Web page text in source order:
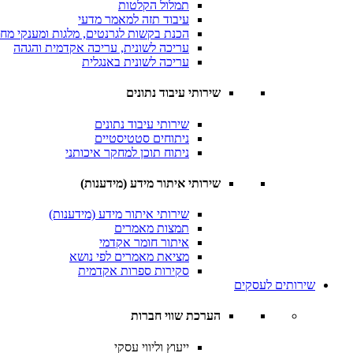
תמלול הקלטות
עיבוד תזה למאמר מדעי
הכנת בקשות לגרנטים, מלגות ומענקי
עריכה לשונית, עריכה אקדמית והגהה
עריכה לשונית באנגלית
שירותי עיבוד נתונים
שירותי עיבוד נתונים
ניתוחים סטטיסטיים
ניתוח תוכן למחקר איכותני
שירותי איתור מידע (מידענות)
שירותי איתור מידע (מידענות)
תמצות מאמרים
איתור חומר אקדמי
מציאת מאמרים לפי נושא
סקירות ספרות אקדמית
שירותים לעסקים
הערכת שווי חברות
ייעוץ וליווי עסקי